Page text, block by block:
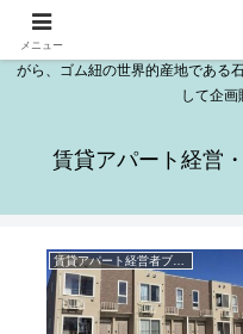
石川県かほく市木津にある日本海
アパートはマリンビューです。マ
がら、ゴム紐の世界的産地である
して企画
賃貸アパート経営
メニュー